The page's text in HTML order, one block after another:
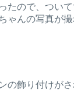
たので、つい
ゃんの写真が撮
の飾り付けが